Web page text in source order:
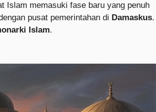
Islam memasuki fase baru yang penuh
pusat pemerintahan di Damaskus.
Islam.